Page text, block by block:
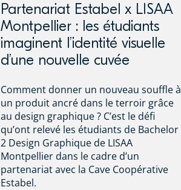
Partenariat Estabel x LISAA
Montpellier : les étudiants
imaginent l’identité visuelle
d’une nouvelle cuvée
Comment donner un nouveau souffle à
un produit ancré dans le terroir grâce
au design graphique ? C’est le défi
qu’ont relevé les étudiants de Bachelor
2 Design Graphique de LISAA
Montpellier dans le cadre d’un
partenariat avec la Cave Coopérative
Estabel.